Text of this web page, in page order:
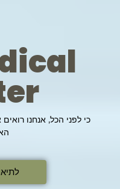
כי לפני הכל, אנחנו